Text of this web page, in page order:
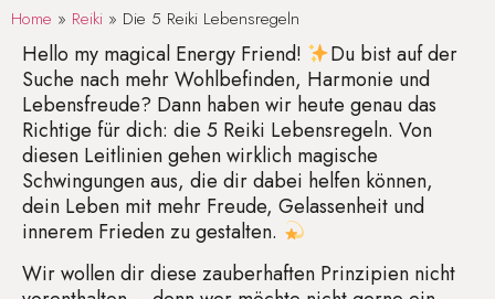
Home » Reiki » Die 5 Reiki Lebensregeln
Hello my magical Energy Friend!
Du bist auf der
Suche nach mehr Wohlbefinden, Harmonie und
Lebensfreude? Dann haben wir heute genau das
Richtige für dich: die 5 Reiki Lebensregeln. Von
diesen Leitlinien gehen wirklich magische
Schwingungen aus, die dir dabei helfen können,
dein Leben mit mehr Freude, Gelassenheit und
innerem Frieden zu gestalten.
Wir wollen dir diese zauberhaften Prinzipien nicht